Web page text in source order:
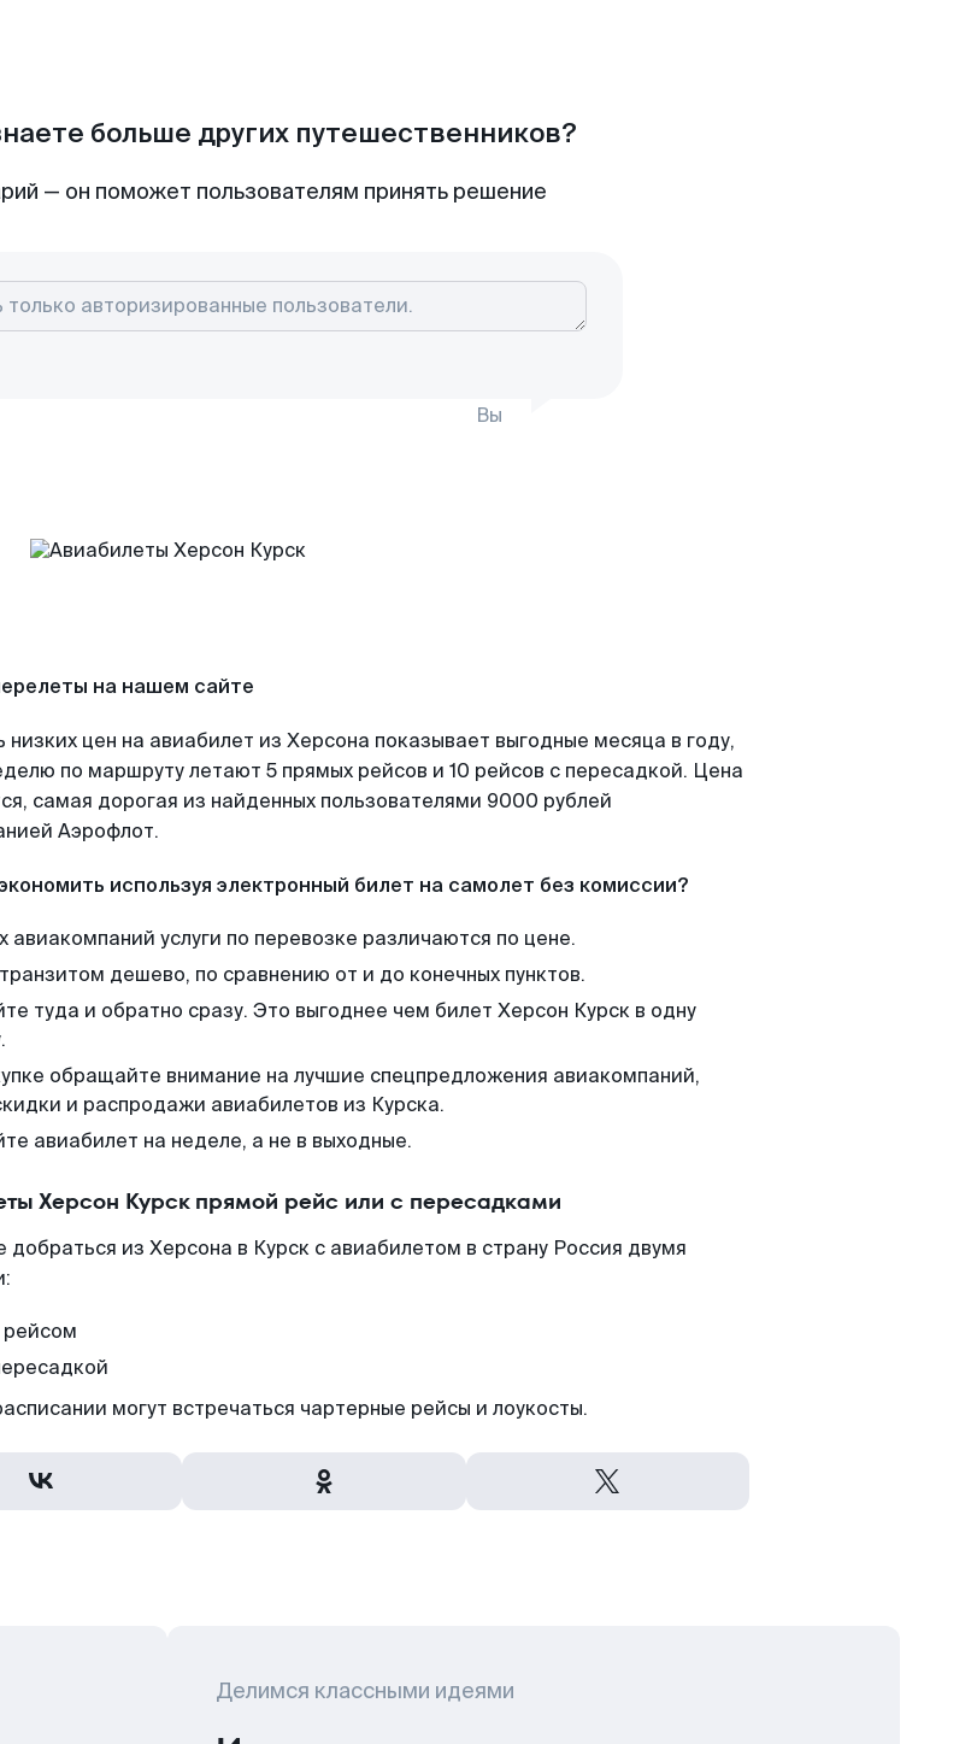
больше других путешественников?
— он поможет пользователям принять решение
Вы
на нашем сайте
низких цен на авиабилет из Херсона показывает выгодные месяца в году,
по маршруту летают 5 прямых рейсов и 10 рейсов с пересадкой. Цена
самая дорогая из найденных пользователями 9000 рублей
Аэрофлот.
используя электронный билет на самолет без комиссии?
авиакомпаний услуги по перевозке различаются по цене.
дешево, по сравнению от и до конечных пунктов.
туда и обратно сразу. Это выгоднее чем билет Херсон Курск в одну
обращайте внимание на лучшие спецпредложения авиакомпаний,
и распродажи авиабилетов из Курска.
авиабилет на неделе, а не в выходные.
Херсон Курск прямой рейс или с пересадками
из Херсона в Курск с авиабилетом в страну Россия двумя
могут встречаться чартерные рейсы и лоукосты.
Делимся классными идеями